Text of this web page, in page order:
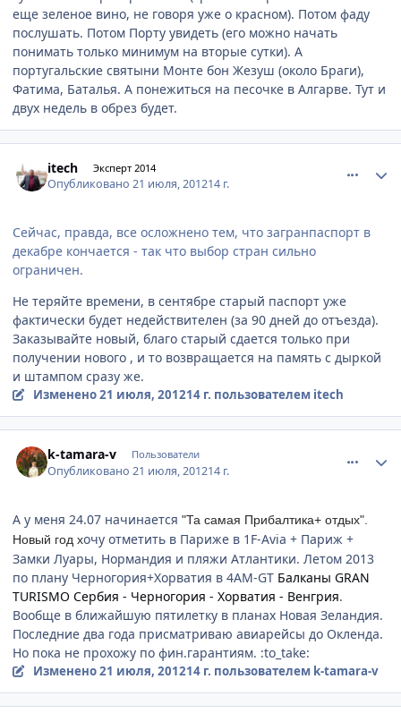
еще зеленое вино, не говоря уже о красном). Потом фаду
послушать. Потом Порту увидеть (его можно начать
понимать только минимум на вторые сутки). А
португальские святыни Монте бон Жезуш (около Браги),
Фатима, Баталья. А понежиться на песочке в Алгарве. Тут и
двух недель в обрез будет.
itech Эксперт 2014
Опубликовано21 июля, 201214 г.
Сейчас, правда, все осложнено тем, что загранпаспорт в
декабре кончается - так что выбор стран сильно
ограничен.
Не теряйте времени, в сентябре старый паспорт уже
фактически будет недействителен (за 90 дней до отъезда).
Заказывайте новый, благо старый сдается только при
получении нового , и то возвращается на память с дыркой
и штампом сразу же.
Изменено21 июля, 201214 г. пользователем itech
k-tamara-v Пользователи
Опубликовано21 июля, 201214 г.
А у меня 24.07 начинается "Та самая Прибалтика+ отдых".
Новый год хочу отметить в Париже в 1F-Avia + Париж +
Замки Луары, Нормандия и пляжи Атлантики. Летом 2013
по плану Черногория+Хорватия в 4AM-GT Балканы GRAN
TURISMO Сербия - Черногория - Хорватия - Венгрия.
Вообще в ближайшую пятилетку в планах Новая Зеландия.
Последние два года присматриваю авиарейсы до Окленда.
Но пока не прохожу по фин.гарантиям. :to_take:
Изменено21 июля, 201214 г. пользователем k-tamara-v